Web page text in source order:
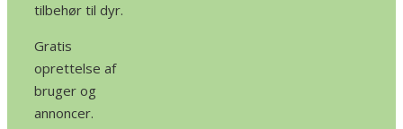
tilbehør til dyr.
Gratis
oprettelse af
bruger og
annoncer.